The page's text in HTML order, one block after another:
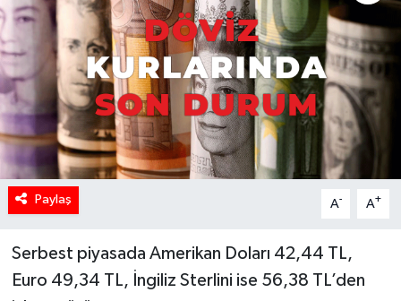
Paylaş A- A+
Serbest piyasada Amerikan Doları 42,44 TL,
Euro 49,34 TL, İngiliz Sterlini ise 56,38 TL’den